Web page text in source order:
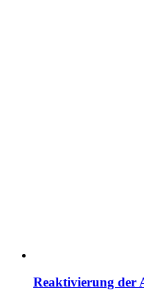
Reaktivierung der